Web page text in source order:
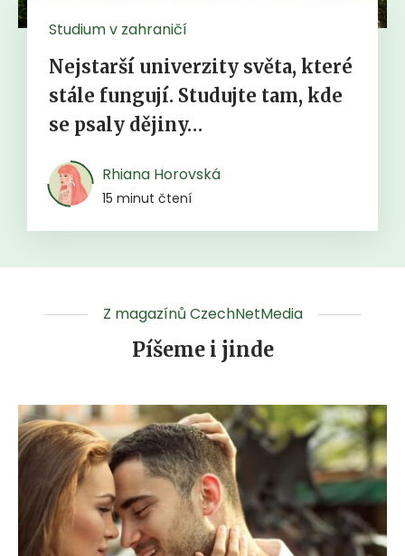
Studium v zahraničí
Nejstarší univerzity světa, které
stále fungují. Studujte tam, kde
se psaly dějiny…
Rhiana Horovská
15 minut čtení
Z magazínů CzechNetMedia
Píšeme i jinde